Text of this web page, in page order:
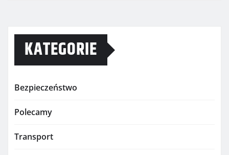
KATEGORIE
Bezpieczeństwo
Polecamy
Transport